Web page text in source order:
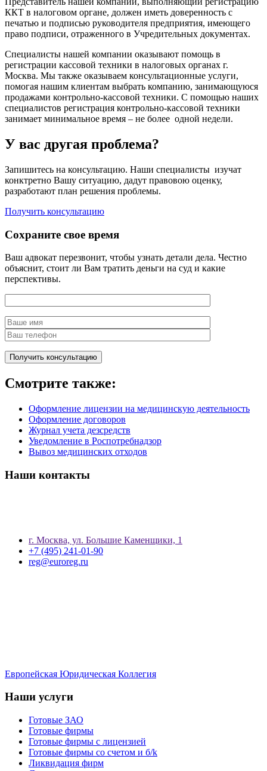
ККТ в налоговом органе, должен иметь доверенность с
печатью и подписью руководителя предприятия, имеющего
право подписи, отраженного в Учредительных документах.
Специалисты нашей компании оказывают помощь в
регистрации кассовой техники в налоговых органах г.
Москва. Мы также оказываем консультационные услуги,
помогая нашим клиентам выбрать компанию, занимающуюся
продажами контрольно-кассовой техники. С помощью наших
специалистов регистрация контрольно-кассовой техники
занимает минимальное время – не более одной недели.
У вас другая проблема?
Запишитесь на консультацию. Наши специалисты изучат
конктретно Вашу ситуацию, дадут правовою оценку,
разработают план решения проблемы.
Получить консультацию
Сохраните свое время
Ваш адвокат перезвонит, чтобы узнать детали дела. Честно
объяснит, стоит ли Вам тратить деньги на суд и какие
перспективы.
Смотрите также:
Оформление лицензии на медицинскую деятельность
Оформление договоров
Журнал учета дезсредств
Уведомление в Роспотребнадзор
Вывоз медицинских отходов
Наши контакты
г. Москва, ул. Большие Каменщики, 1
+7 (495) 241-01-90
reg@euroreg.ru
Европейская Юридическая Коллегия
Наши услуги
Готовые ЗАО
Готовые фирмы
Готовые фирмы с лицензией
Готовые фирмы со счетом и б/k
Ликвидация фирм